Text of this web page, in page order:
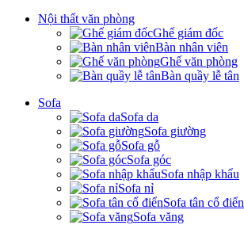
Nội thất văn phòng
Ghế giám đốc
Bàn nhân viên
Ghế văn phòng
Bàn quầy lễ tân
Sofa
Sofa da
Sofa giường
Sofa gỗ
Sofa góc
Sofa nhập khẩu
Sofa nỉ
Sofa tân cổ điển
Sofa văng